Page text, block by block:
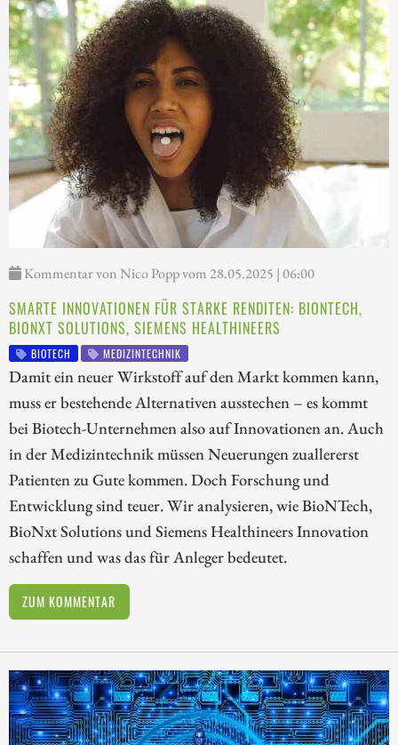
Kommentar von Nico Popp vom 28.05.2025 | 06:00
SMARTE INNOVATIONEN FÜR STARKE RENDITEN: BIONTECH,
BIONXT SOLUTIONS, SIEMENS HEALTHINEERS
BIOTECH MEDIZINTECHNIK
Damit ein neuer Wirkstoff auf den Markt kommen kann,
muss er bestehende Alternativen ausstechen – es kommt
bei Biotech-Unternehmen also auf Innovationen an. Auch
in der Medizintechnik müssen Neuerungen zuallererst
Patienten zu Gute kommen. Doch Forschung und
Entwicklung sind teuer. Wir analysieren, wie BioNTech,
BioNxt Solutions und Siemens Healthineers Innovation
schaffen und was das für Anleger bedeutet.
ZUM KOMMENTAR